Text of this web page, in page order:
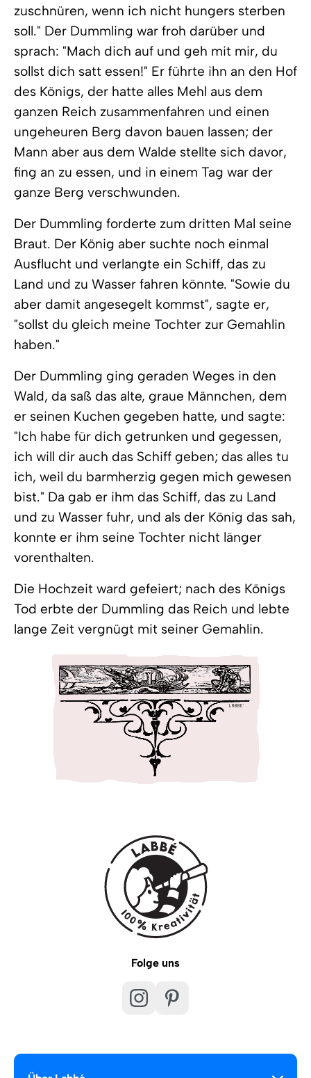
zuschnüren, wenn ich nicht hungers sterben
soll." Der Dummling war froh darüber und
sprach: "Mach dich auf und geh mit mir, du
sollst dich satt essen!" Er führte ihn an den Hof
des Königs, der hatte alles Mehl aus dem
ganzen Reich zusammenfahren und einen
ungeheuren Berg davon bauen lassen; der
Mann aber aus dem Walde stellte sich davor,
fing an zu essen, und in einem Tag war der
ganze Berg verschwunden.
Der Dummling forderte zum dritten Mal seine
Braut. Der König aber suchte noch einmal
Ausflucht und verlangte ein Schiff, das zu
Land und zu Wasser fahren könnte. "Sowie du
aber damit angesegelt kommst", sagte er,
"sollst du gleich meine Tochter zur Gemahlin
haben."
Der Dummling ging geraden Weges in den
Wald, da saß das alte, graue Männchen, dem
er seinen Kuchen gegeben hatte, und sagte:
"Ich habe für dich getrunken und gegessen,
ich will dir auch das Schiff geben; das alles tu
ich, weil du barmherzig gegen mich gewesen
bist." Da gab er ihm das Schiff, das zu Land
und zu Wasser fuhr, und als der König das sah,
konnte er ihm seine Tochter nicht länger
vorenthalten.
Die Hochzeit ward gefeiert; nach des Königs
Tod erbte der Dummling das Reich und lebte
lange Zeit vergnügt mit seiner Gemahlin.
Folge uns